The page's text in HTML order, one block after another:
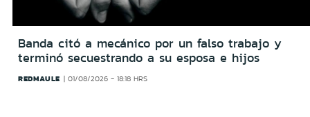
Banda citó a mecánico por un falso trabajo y
terminó secuestrando a su esposa e hijos
REDMAULE 01/08/2026 - 18:18 HRS